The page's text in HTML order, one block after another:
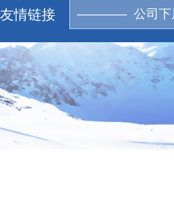
友情链接 ———— 公司